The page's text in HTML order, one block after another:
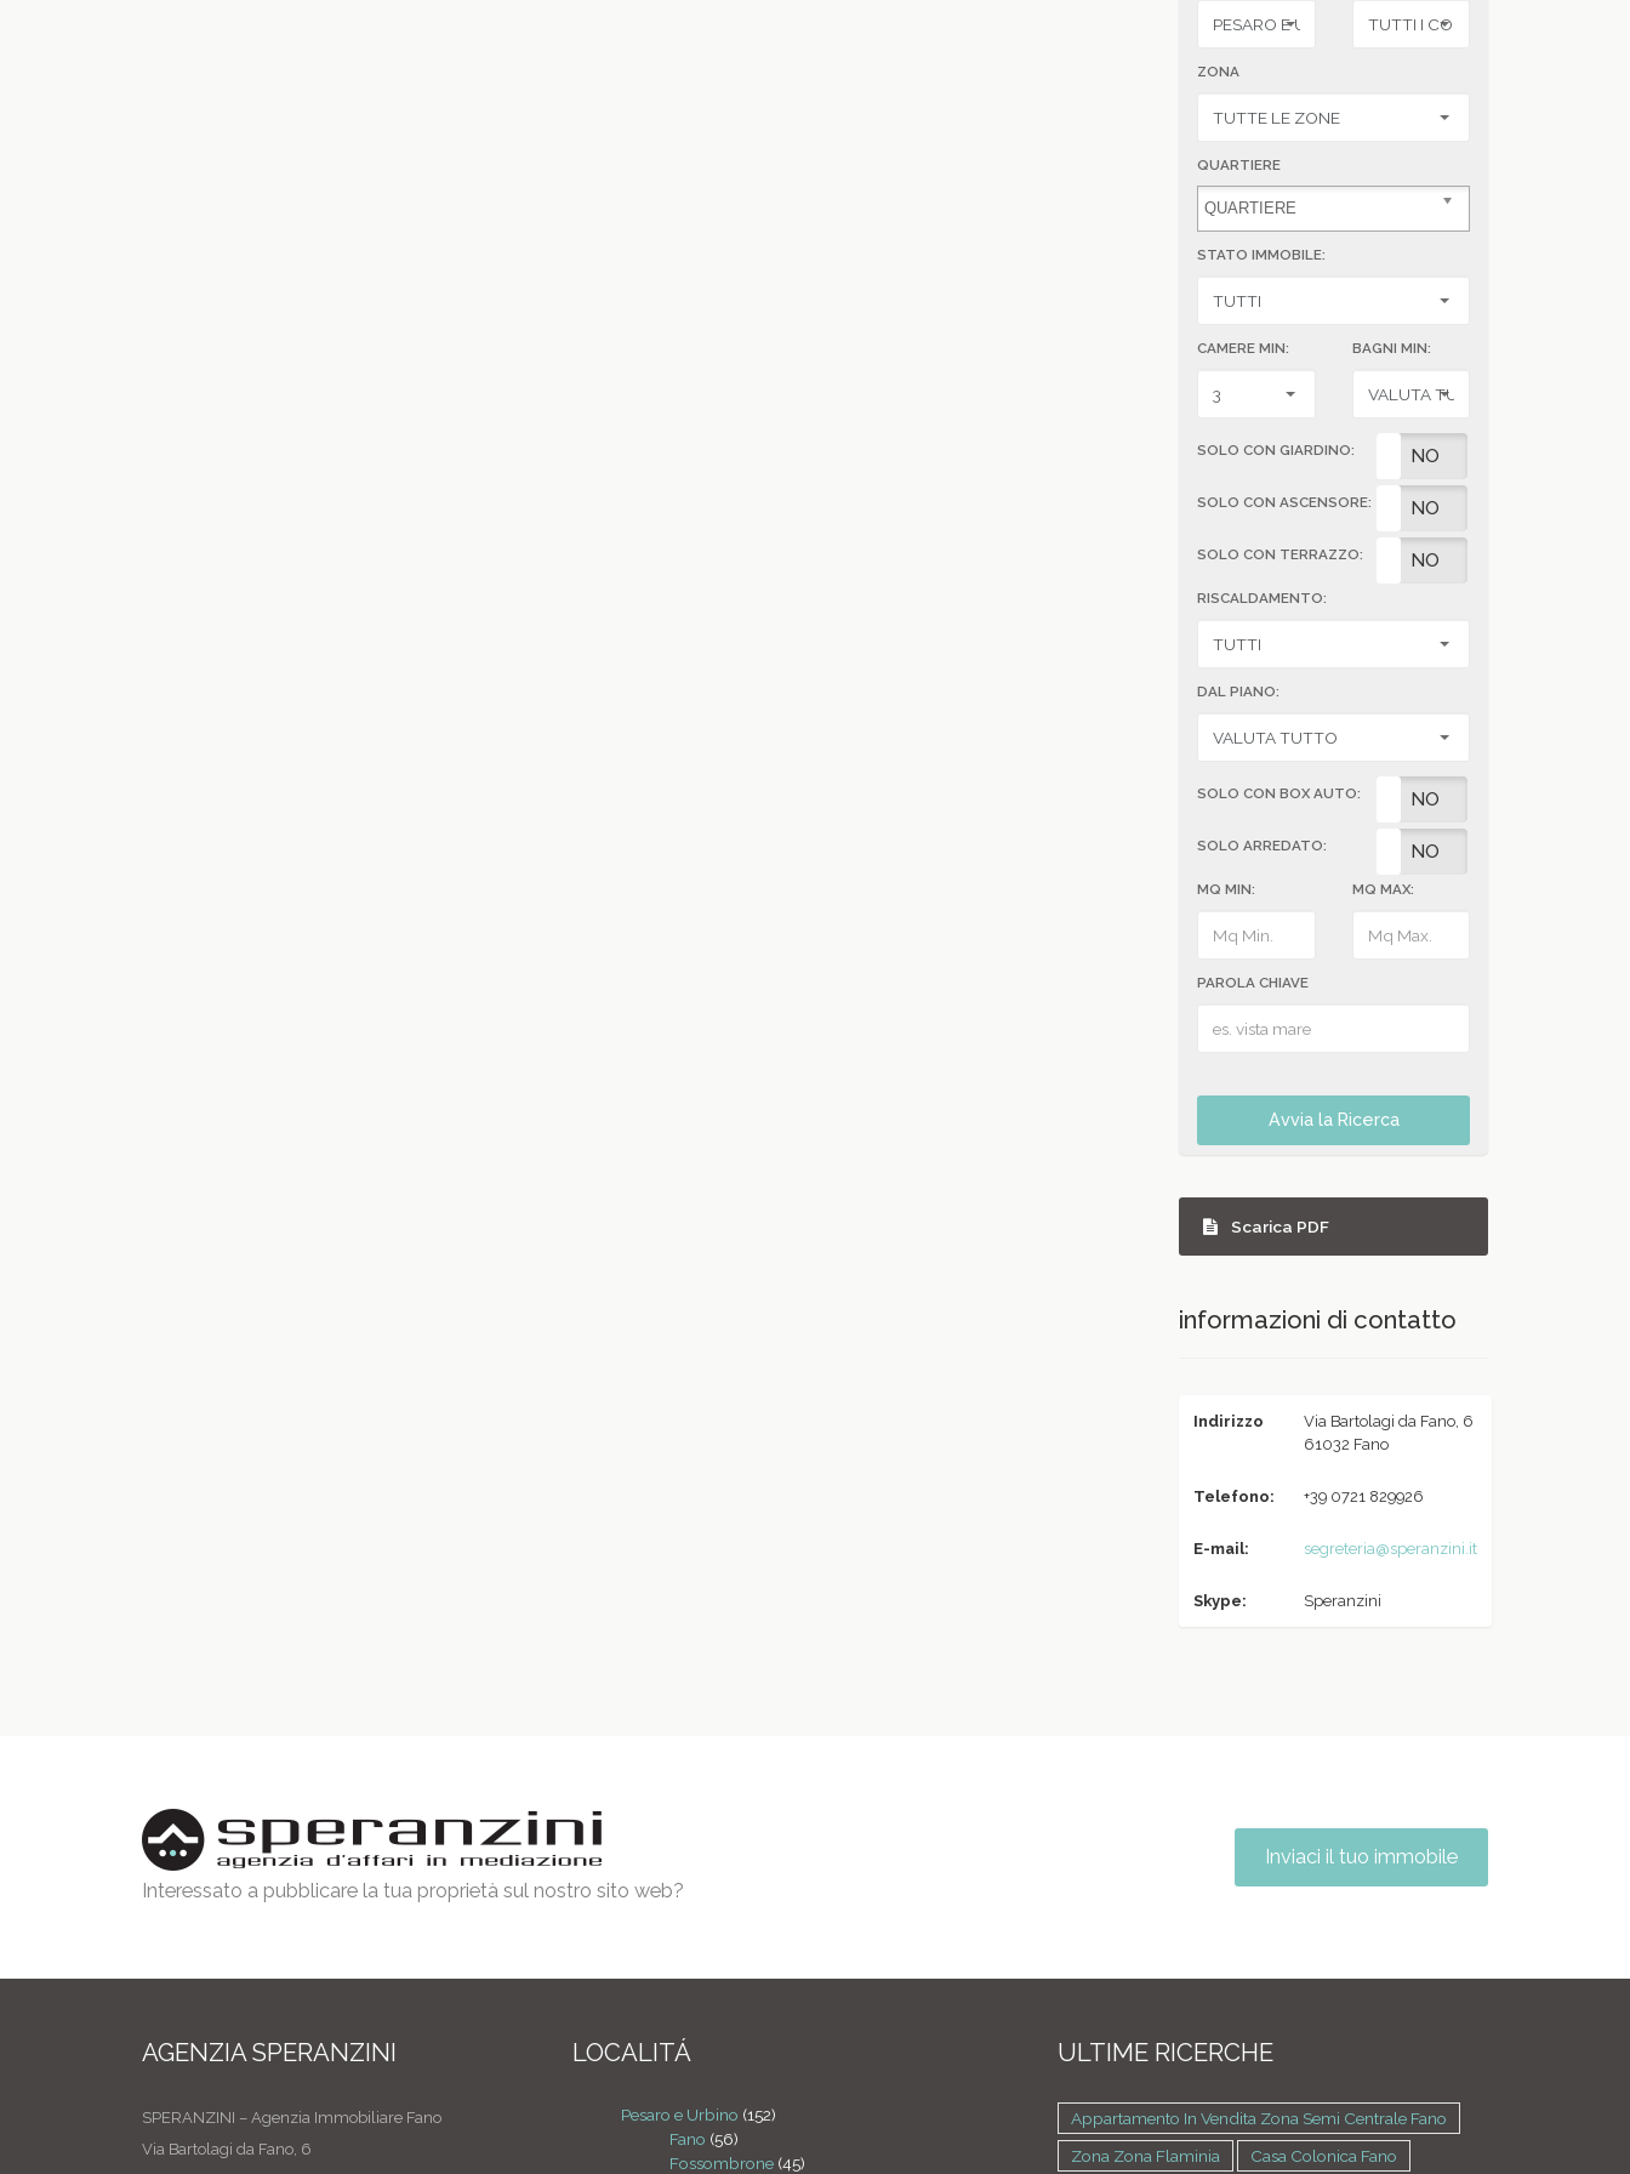
ZONA
QUARTIERE
STATO IMMOBILE:
CAMERE MIN: BAGNI MIN:
SOLO CON GIARDINO:
SI NO
SOLO CON ASCENSORE:
SI NO
SOLO CON TERRAZZO:
SI NO
RISCALDAMENTO:
DAL PIANO:
SOLO CON BOX AUTO:
SI NO
SOLO ARREDATO:SI NO
MQ MIN: MQ MAX:
PAROLA CHIAVE
Avvia la Ricerca
Scarica PDF
informazioni di contatto
Indirizzo
Via Bartolagi da Fano, 6
61032 Fano
Telefono: +39 0721 829926
E-mail: segreteria@speranzini.it
Skype: Speranzini
Interessato a pubblicare la tua proprietà sul nostro sito web?
Inviaci il tuo immobile
AGENZIA SPERANZINI
SPERANZINI – Agenzia Immobiliare Fano
Via Bartolagi da Fano, 6
LOCALITÁ
Pesaro e Urbino (152)
Fano (56)
Fossombrone (45)
ULTIME RICERCHE
Appartamento In Vendita Zona Semi Centrale Fano
Zona Zona Flaminia
Casa Colonica Fano